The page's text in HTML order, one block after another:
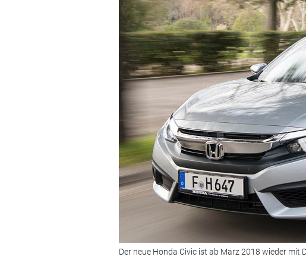
Der neue Honda Civic ist ab März 2018 wieder mit